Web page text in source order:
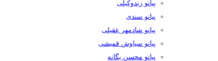
پیانو زندوکیلی
پیانو سندی
پیانو شادمهر عقیلی
پیانو سیاوش قمیشی
پیانو محسن یگانه